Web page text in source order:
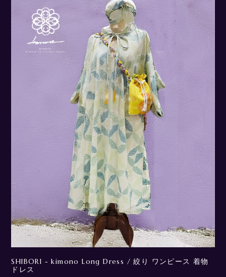
SHIBORI - kimono Long Dress / 絞り ワンピース 着物
ドレス